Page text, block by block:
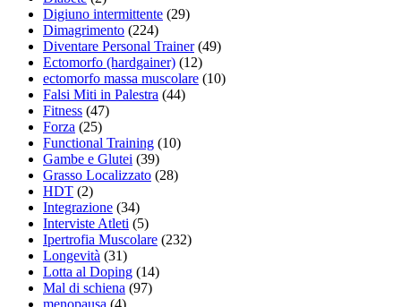
Digiuno intermittente (29)
Dimagrimento (224)
Diventare Personal Trainer(49)
Ectomorfo (hardgainer) (12)
ectomorfo massa muscolare (10)
Falsi Miti in Palestra (44)
Fitness (47)
Forza (25)
Functional Training (10)
Gambe e Glutei (39)
Grasso Localizzato (28)
HDT (2)
Integrazione (34)
Interviste Atleti (5)
Ipertrofia Muscolare (232)
Longevità (31)
Lotta al Doping (14)
Mal di schiena (97)